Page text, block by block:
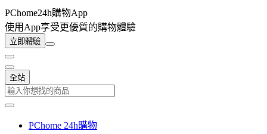
PChome24h購物App
使用App享受更優質的購物體驗
立即體驗
全站
PChome 24h購物